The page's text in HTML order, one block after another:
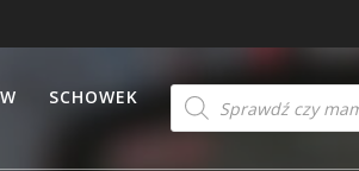
SCHOWEK
Products
search